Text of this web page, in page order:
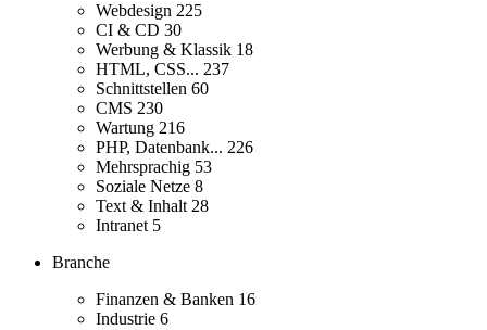
Webdesign 225
CI & CD 30
Werbung & Klassik 18
HTML, CSS... 237
Schnittstellen 60
CMS 230
Wartung 216
PHP, Datenbank... 226
Mehrsprachig 53
Soziale Netze 8
Text & Inhalt 28
Intranet 5
Branche
Finanzen & Banken 16
Industrie 6